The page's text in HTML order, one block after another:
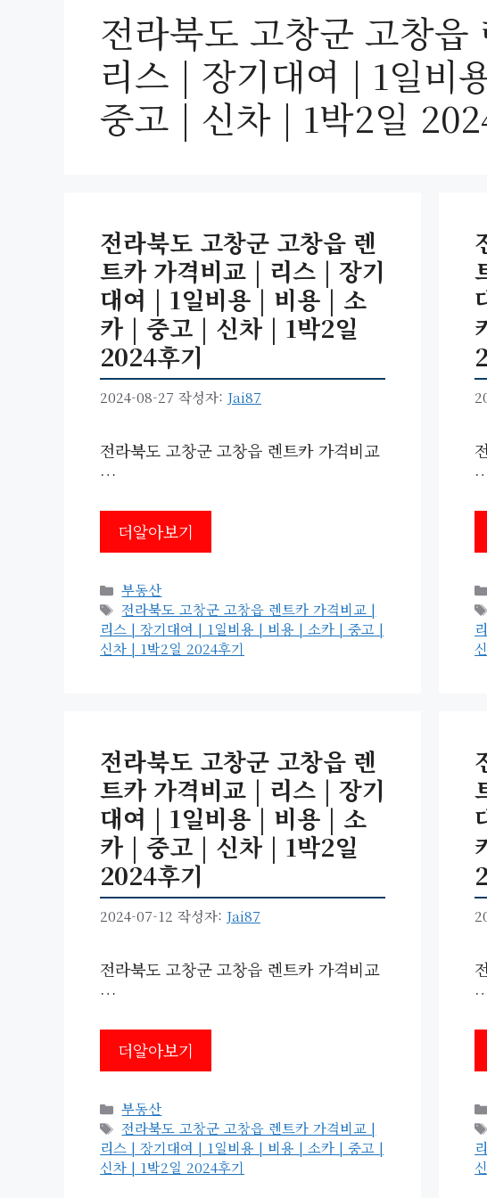
전라북도 고창군 고창읍
리스 | 장기대여 | 1일비
중고 | 신차 | 1박2일
전라북도 고창군 고창읍 렌
트카 가격비교 | 리스 | 장기
대여 | 1일비용 | 비용 | 소
카 | 중고 | 신차 | 1박2일
2024후기
2024-08-27 작성자: Jai87
전라북도 고창군 고창읍 렌트카 가격비교
…
더알아보기
카
테
고
리
부동산
태
그
전라북도 고창군 고창읍 렌트카 가격비교 |
리스 | 장기대여 | 1일비용 | 비용 | 소카 | 중고 |
신차 | 1박2일 2024후기
전라북도 고창군 고창읍 렌
트카 가격비교 | 리스 | 장기
대여 | 1일비용 | 비용 | 소
카 | 중고 | 신차 | 1박2일
2024후기
2024-07-12 작성자: Jai87
전라북도 고창군 고창읍 렌트카 가격비교
…
더알아보기
카
테
고
리
부동산
태
그
전라북도 고창군 고창읍 렌트카 가격비교 |
리스 | 장기대여 | 1일비용 | 비용 | 소카 | 중고 |
신차 | 1박2일 2024후기